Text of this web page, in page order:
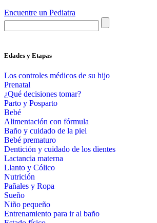
Encuentre un Pediatra
Edades y Etapas
Los controles médicos de su hijo
Prenatal
¿Qué decisiones tomar?
Parto y Posparto
Bebé
Alimentación con fórmula
Baño y cuidado de la piel
Bebé prematuro
Dentición y cuidado de los dientes
Lactancia materna
Llanto y Cólico
Nutrición
Pañales y Ropa
Sueño
Niño pequeño
Entrenamiento para ir al baño